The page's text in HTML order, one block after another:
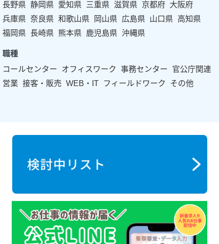
長野県 静岡県 愛知県 三重県 滋賀県 京都府 大阪府
兵庫県 奈良県 和歌山県 岡山県 広島県 山口県 高知県
福岡県 長崎県 熊本県 鹿児島県 沖縄県
職種
コールセンター
オフィスワーク 事務センター
官公庁関連
営業 接客・販売 WEB・IT フィールドワーク その他